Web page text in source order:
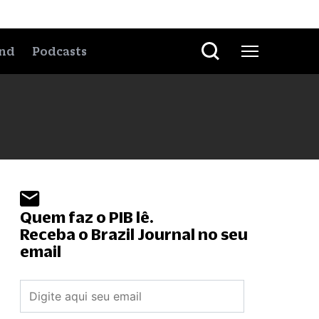
Podcasts
Quem faz o PIB lê.
Receba o Brazil Journal no seu
email